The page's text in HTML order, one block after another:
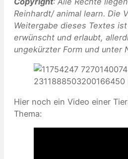
Reinhardt/ animal learn. Die
Weitergabe dieses Textes
erwünscht und erlaubt,
ungekürzter Form und unter
Hier noch ein Video einer
Thema: